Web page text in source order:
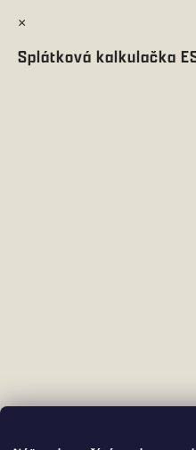
×
Splátková kalkulačka